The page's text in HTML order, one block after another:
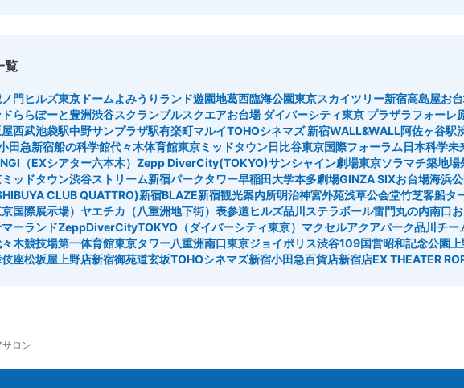
覧
ノ門ヒルズ東京ドームよみうりランド遊園地葛西臨海公園東京スカイツリー新宿高島屋お
ららぽーと豊洲渋谷スクランブルスクエアお台場 ダイバーシティ東京 プラザラフォーレ
屋西武池袋駅中野サンプラザ駅有楽町マルイTOHOシネマズ 新宿WALL&WALL阿佐ヶ谷駅
田急新宿船の科学館代々木体育館東京ミッドタウン日比谷東京国際フォーラム日本科学未
（EXシアター六本木） Zepp DiverCity(TOKYO)サンシャイン劇場東京ソラマチ築地場
ッドタウン渋谷ストリーム新宿パークタワー早稲田大学本多劇場GINZA SIXお台場海浜
CLUB QUATTRO)新宿BLAZE新宿観光案内所明治神宮外苑浅草公会堂竹芝客船タ
国際展示場） ヤエチカ（八重洲地下街） 表参道ヒルズ品川ステラボール雷門丸の内南口
ーランドZeppDiverCityTOKYO（ダイバーシティ東京） マクセルアクアパーク品川 チー
木競技場第一体育館東京タワー八重洲南口東京ジョイポリス渋谷109国営昭和記念公園
座松坂屋上野店新宿御苑道玄坂TOHOシネマズ新宿小田急百貨店新宿店EX THEATER
サロン